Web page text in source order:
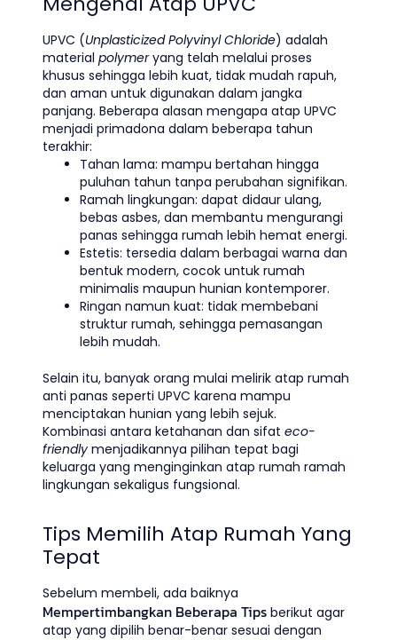
UPVC (Unplasticized Polyvinyl Chloride) adalah
material polymeryang telah melalui proses
khusus sehingga lebih kuat, tidak mudah rapuh,
dan aman untuk digunakan dalam jangka
panjang. Beberapa alasan mengapa atap UPVC
menjadi primadona dalam beberapa tahun
terakhir:
Tahan lama: mampu bertahan hingga
puluhan tahun tanpa perubahan signifikan.
Ramah lingkungan: dapat didaur ulang,
bebas asbes, dan membantu mengurangi
panas sehingga rumah lebih hemat energi.
Estetis: tersedia dalam berbagai warna dan
bentuk modern, cocok untuk rumah
minimalis maupun hunian kontemporer.
Ringan namun kuat: tidak membebani
struktur rumah, sehingga pemasangan
lebih mudah.
Selain itu, banyak orang mulai melirik atap rumah
anti panas seperti UPVC karena mampu
menciptakan hunian yang lebih sejuk.
Kombinasi antara ketahanan dan sifat eco-
friendly menjadikannya pilihan tepat bagi
keluarga yang menginginkan atap rumah ramah
lingkungan sekaligus fungsional.
Tips Memilih Atap Rumah Yang
Tepat
Sebelum membeli, ada baiknya
Mempertimbangkan Beberapa Tips berikut agar
atap yang dipilih benar-benar sesuai dengan